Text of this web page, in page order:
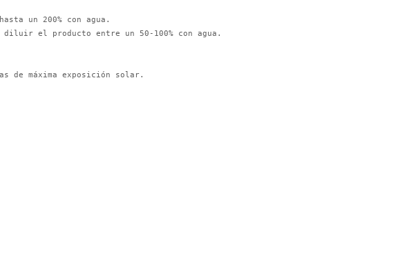
un 200% con agua.
el producto entre un 50-100% con agua.
de máxima exposición solar.